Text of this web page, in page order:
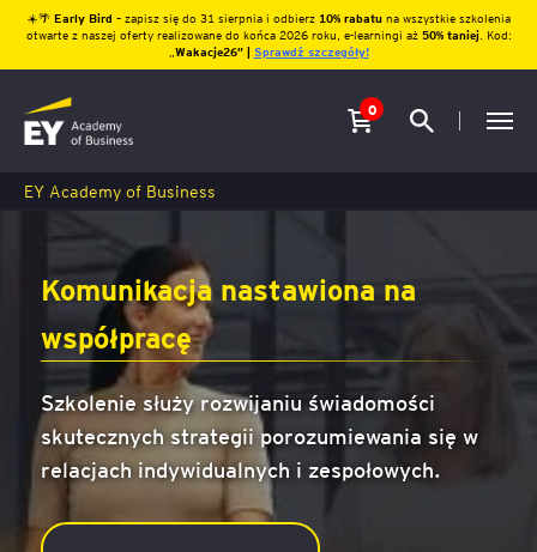
☀️🌴 Early Bird – zapisz się do 31 sierpnia i odbierz10% rabatu na wszystkie szkolenia
otwarte z naszej oferty realizowane do końca 2026 roku, e-learningi aż 50% taniej. Kod:
Wakacje26″ | Sprawdź szczegóły!
0
EY Academy of Business
Komunikacja nastawiona na
współpracę
Szkolenie służy rozwijaniu świadomości
skutecznych strategii porozumiewania się w
relacjach indywidualnych i zespołowych.